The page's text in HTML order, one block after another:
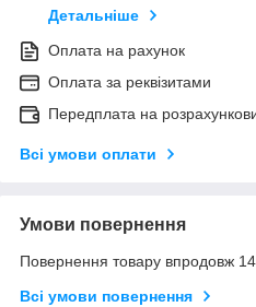
Детальніше
Оплата на рахунок
Оплата за реквізитами
Передплата на
Всі умови оплати
Умови повернення
Повернення товару впродовж
Всі умови повернення